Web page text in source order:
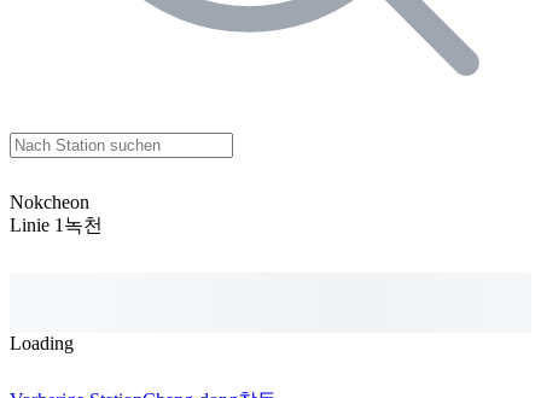
Nokcheon
Linie 1 녹천
Loading